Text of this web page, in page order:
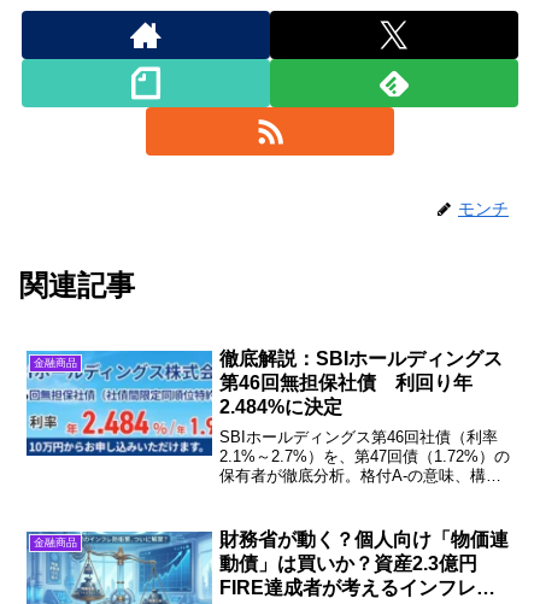
モンチ
関連記事
金融商品
徹底解説：SBIホールディングス
第46回無担保社債 利回り年
2.484%に決定
SBIホールディングス第46回社債（利率
2.1%～2.7%）を、第47回債（1.72%）の
保有者が徹底分析。格付A-の意味、構造
に知っておくべきポイントを実体験とと
もに解説します。
金融商品
財務省が動く？個人向け「物価連
動債」は買いか？資産2.3億円
FIRE達成者が考えるインフレ対